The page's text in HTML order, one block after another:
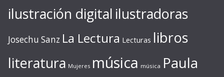
ilustración digital ilustradoras
Josechu Sanz La Lectura Lecturas libros
literatura Mujeres música música Paula